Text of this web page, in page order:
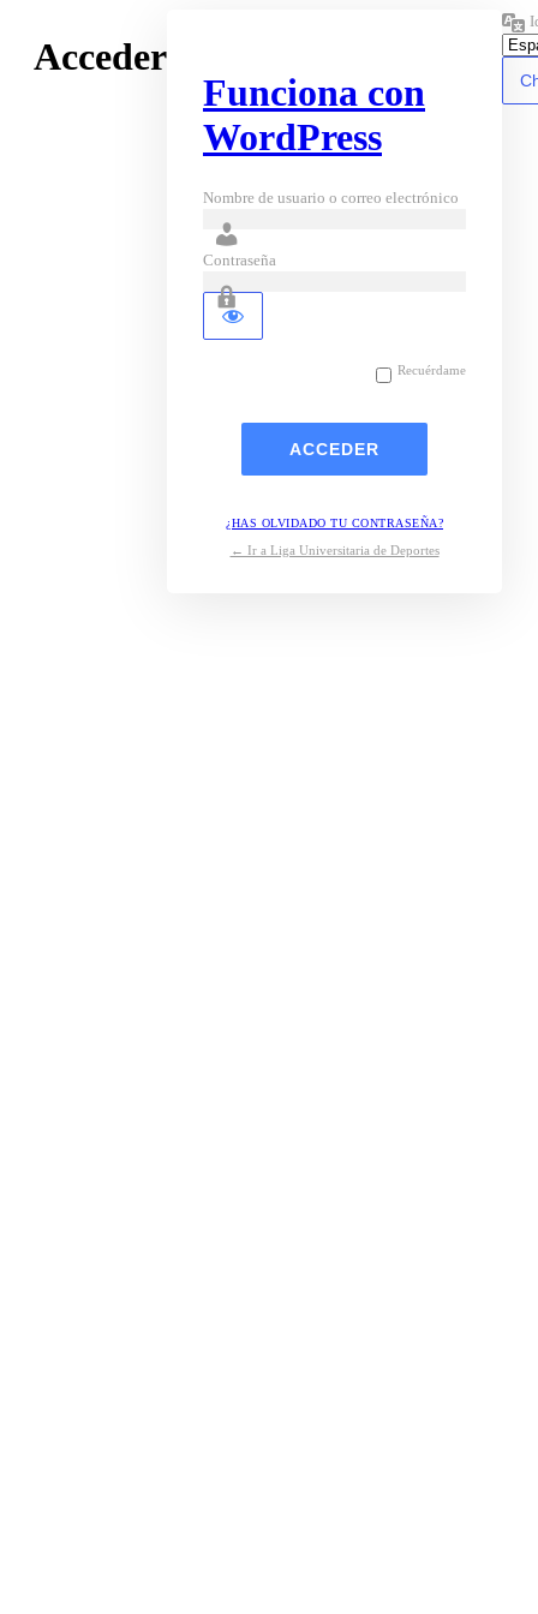
Acceder
Funciona con
WordPress
Nombre de usuario o correo electrónico
Contraseña
Recuérdame
¿HAS OLVIDADO TU CONTRASEÑA?
← Ir a Liga Universitaria de Deportes